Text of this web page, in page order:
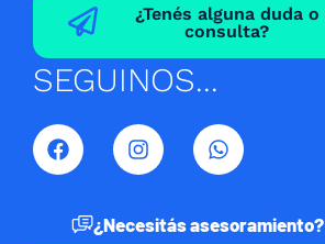
¿Tenés alguna duda o
consulta?
SEGUINOS...
F
a
c
I
n
s
a
W
h
a
s
¿Necesitás asesoramiento?